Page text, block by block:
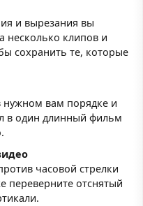
и вырезания вы
несколько клипов и
сохранить те, которые
нужном вам порядке и
в один длинный фильм
часовой стрелки
переверните отснятый